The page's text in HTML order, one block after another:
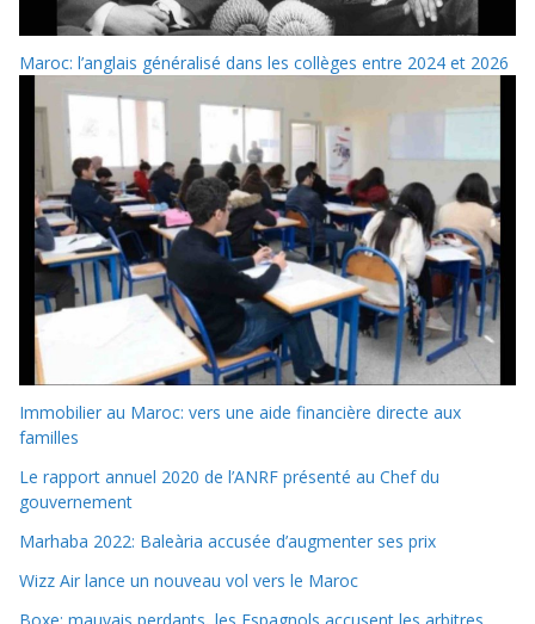
Maroc: l’anglais généralisé dans les collèges entre 2024 et 2026
Immobilier au Maroc: vers une aide financière directe aux
familles
Le rapport annuel 2020 de l’ANRF présenté au Chef du
gouvernement
Marhaba 2022: Baleària accusée d’augmenter ses prix
Wizz Air lance un nouveau vol vers le Maroc